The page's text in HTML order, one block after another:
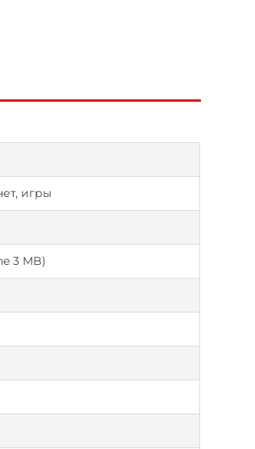
игры
3 MB)